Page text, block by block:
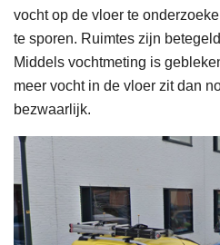
vocht op de vloer te
te sporen. Ruimtes zijn
Middels vochtmeting is
meer vocht in de vloer zit dan
bezwaarlijk.